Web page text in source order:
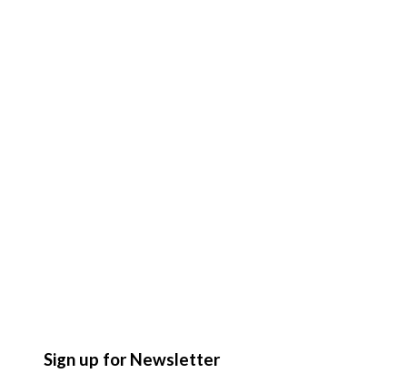
Sign up for Newsletter